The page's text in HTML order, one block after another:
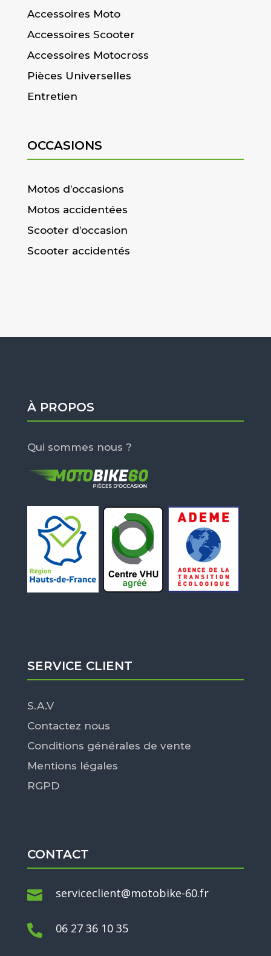
Accessoires Moto
Accessoires Scooter
Accessoires Motocross
Pièces Universelles
Entretien
OCCASIONS
Motos d’occasions
Motos accidentées
Scooter d’occasion
Scooter accidentés
À PROPOS
Qui sommes nous ?
SERVICE CLIENT
S.A.V
Contactez nous
Conditions générales de vente
Mentions légales
RGPD
CONTACT
 serviceclient@motobike-60.fr
 06 27 36 10 35